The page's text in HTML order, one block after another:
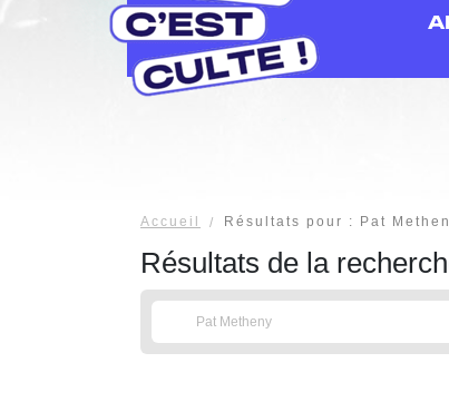
Accueil Résultats pour : Pat
Résultats de la